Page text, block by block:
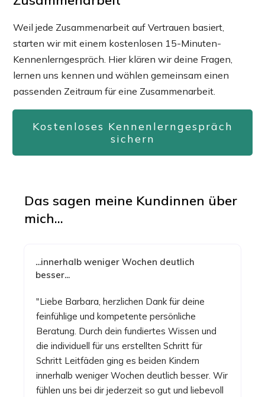
Weil jede Zusammenarbeit auf Vertrauen basiert,
starten wir mit einem kostenlosen 15-Minuten-
Kennenlerngespräch. Hier klären wir deine Fragen,
lernen uns kennen und wählen gemeinsam einen
passenden Zeitraum für eine Zusammenarbeit.
Kostenloses Kennenlerngespräch
sichern
Das sagen meine Kundinnen über
mich...
...innerhalb weniger Wochen deutlich
besser...
"Liebe Barbara, herzlichen Dank für deine
feinfühlige und kompetente persönliche
Beratung. Durch dein fundiertes Wissen und
die individuell für uns erstellten Schritt für
Schritt Leitfäden ging es beiden Kindern
innerhalb weniger Wochen deutlich besser. Wir
fühlen uns bei dir jederzeit so gut und liebevoll